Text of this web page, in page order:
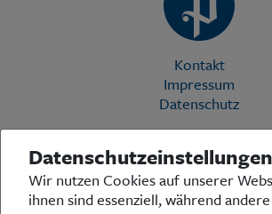
Kontakt
Impressum
Datenschutz
Die Preußische Allgemeine Zeitung (PAZ) ist
in der deutschen Medienlandschaft. Woche
über das aktuelle Zeitgeschehen in Politik,
Datenschutzeinstellungen
Wir nutzen Cookies auf unserer
ihnen sind essenziell, während